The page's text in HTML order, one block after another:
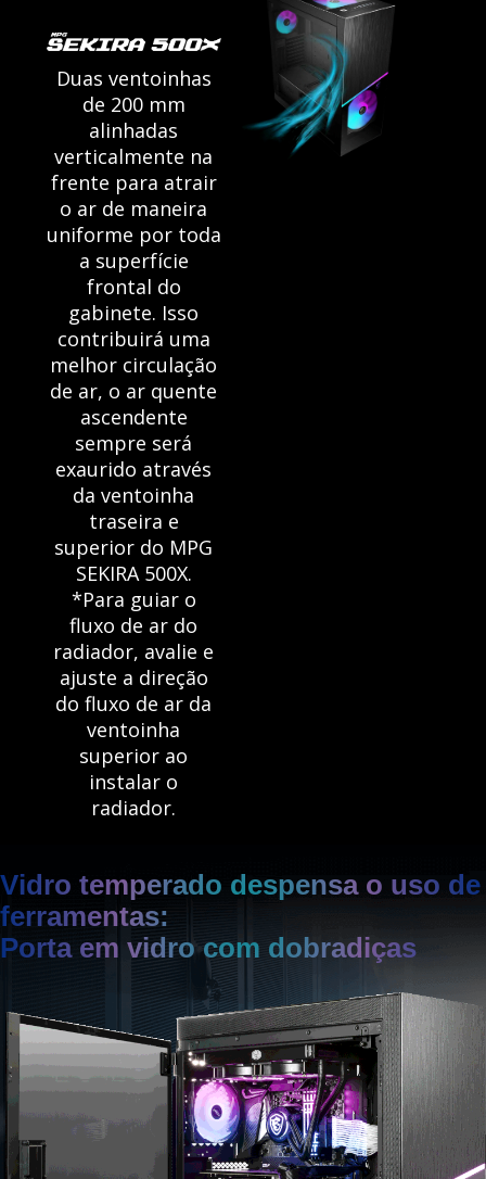
Duas ventoinhas
de 200 mm
alinhadas
verticalmente na
frente para atrair
o ar de maneira
uniforme por toda
a superfície
frontal do
gabinete. Isso
contribuirá uma
melhor circulação
de ar, o ar quente
ascendente
sempre será
exaurido através
da ventoinha
traseira e
superior do MPG
SEKIRA 500X.
*Para guiar o
fluxo de ar do
radiador, avalie e
ajuste a direção
do fluxo de ar da
ventoinha
superior ao
instalar o
radiador.
Vidro temperado despensa o uso de
ferramentas:
Porta em vidro com dobradiças